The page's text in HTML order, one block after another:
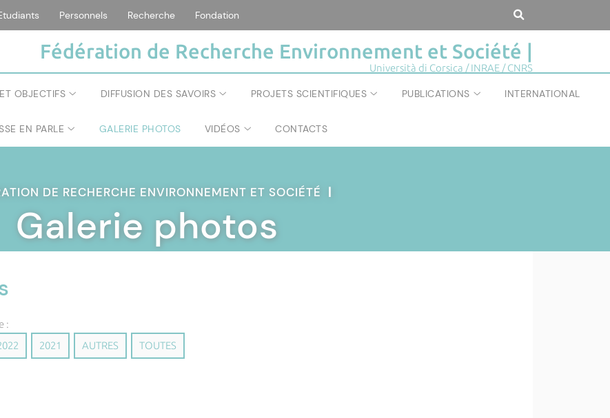
Personnels Recherche Fondation
Fédération de Recherche Environnement et Société |
Università di Corsica / INRAE / CNRS
OBJECTIFS DIFFUSION DES SAVOIRS PROJETS SCIENTIFIQUES PUBLICATIONS INTERNATIONAL
EN PARLE GALERIE PHOTOS VIDÉOS CONTACTS
DE RECHERCHE ENVIRONNEMENT ET SOCIÉTÉ |
Galerie photos
:
2021 AUTRES TOUTES